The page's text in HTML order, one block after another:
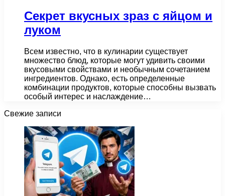
Секрет вкусных зраз с яйцом и
луком
Всем известно, что в кулинарии существует
множество блюд, которые могут удивить своими
вкусовыми свойствами и необычным сочетанием
ингредиентов. Однако, есть определенные
комбинации продуктов, которые способны вызвать
особый интерес и наслаждение…
Свежие записи